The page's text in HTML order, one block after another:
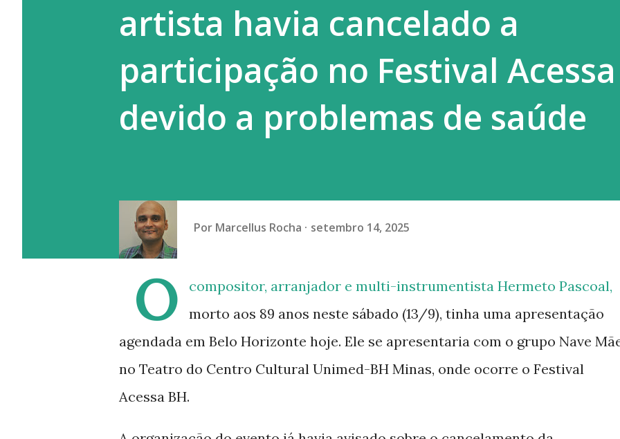
artista havia cancelado a
participação no Festival
devido a problemas de saúde
Por Marcellus Rocha setembro 14, 2025
O
compositor, arranjador e multi-instrumentista Hermeto Pascoal,
morto aos 89 anos neste sábado (13/9), tinha uma apresentação
agendada em Belo Horizonte hoje. Ele se apresentaria com o grupo Nave
no Teatro do Centro Cultural Unimed-BH Minas, onde ocorre o Festival
Acessa BH.